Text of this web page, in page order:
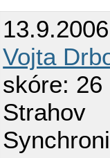
Vojta
skóre:
Strahov